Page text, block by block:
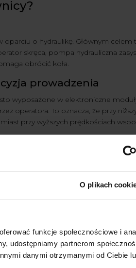
O plikach
funkcje społecznościowe i
udostępniamy partnerom
danymi otrzymanymi od Ciebie
o hydraulikę. Głównym celem
skręca, pompa hydrauliczna
obrócić koła.
prowadzenia
wyposażone w elektroniczne
operatora. To oznacza, że przy
przy wyższych prędkościach
kierownicy
samego ciągnika, ale także
co przekłada się na
modelach ciągników?